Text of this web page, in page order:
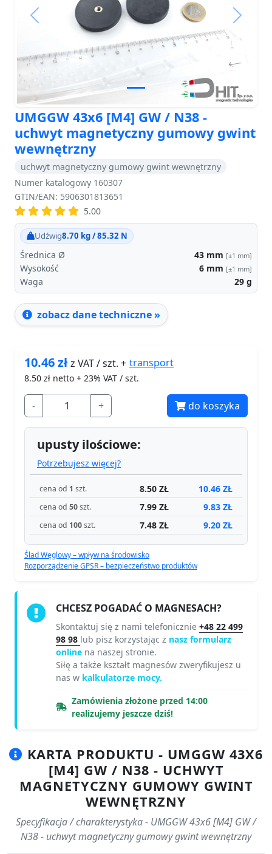
Previous Next
UMGGW 43x6 [M4] GW / N38 -
uchwyt magnetyczny gumowy gwint
wewnętrzny
uchwyt magnetyczny gumowy gwint wewnętrzny
Numer katalogowy 160307
GTIN/EAN: 5906301813651
5.00
Udźwig8.70 kg / 85.32 N
Średnica Ø 43 mm [±1 mm]
Wysokość 6 mm [±1 mm]
Waga 29 g
zobacz dane techniczne »
10.46złz VAT / szt. + transport
8.50 zł netto + 23% VAT / szt.
- + do koszyka
upusty ilościowe:
Potrzebujesz więcej?
cena od 1 szt. 8.50 ZŁ 10.46 ZŁ
cena od 50szt. 7.99 ZŁ 9.83 ZŁ
cena od 100szt. 7.48 ZŁ 9.20 ZŁ
Ślad Węglowy – wpływ na środowisko
Rozporządzenie GPSR – bezpieczeństwo produktów
CHCESZ POGADAĆ O MAGNESACH?
Skontaktuj się z nami telefonicznie +48 22 499
98 98 lub pisz korzystając z nasz formularz
online na naszej stronie.
Siłę a także kształt magnesów zweryfikujesz u
nas w kalkulatorze mocy.
Zamówienia złożone przed 14:00
realizujemy jeszcze dziś!
KARTA PRODUKTU - UMGGW 43X6
[M4] GW / N38 - UCHWYT
MAGNETYCZNY GUMOWY GWINT
WEWNĘTRZNY
Specyfikacja / charakterystyka - UMGGW 43x6 [M4] GW /
N38 - uchwyt magnetyczny gumowy gwint wewnętrzny